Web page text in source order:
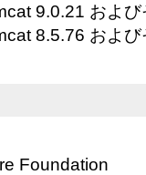
9.0.21 および
8.5.76 および
Foundation